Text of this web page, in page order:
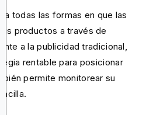
todas las formas en que las
productos a través de
a la publicidad tradicional,
rentable para posicionar
permite monitorear su